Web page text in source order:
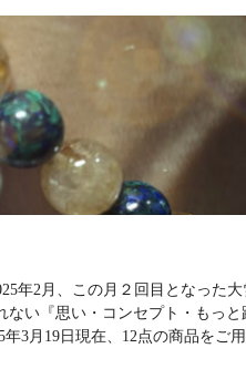
2月、この月２回目となった
い『思い・コンセプト・もっと
3月19日現在、12点の商品をご